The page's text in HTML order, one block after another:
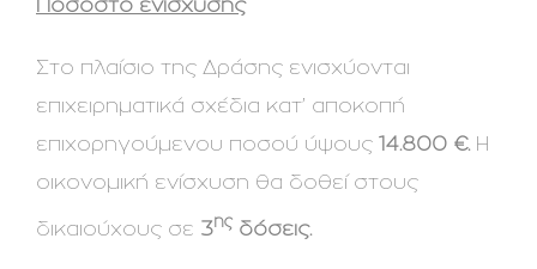
Ποσοστό ενίσχυσης
Στο πλαίσιο της Δράσης ενισχύονται
επιχειρηματικά σχέδια κατ’ αποκοπή
επιχορηγούμενου ποσού ύψους 14.800 €. Η
οικονομική ενίσχυση θα δοθεί στους
δικαιούχους σε 3ης δόσεις.